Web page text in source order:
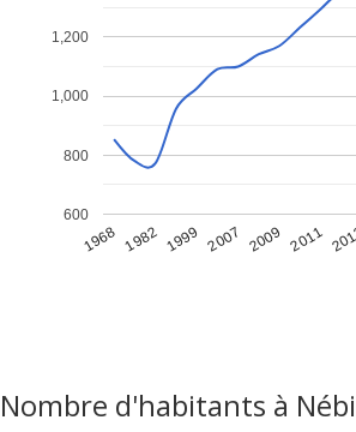
1968 1982 1999 2007 2009 2011
600
800
1,000
1,200
Nombre d'habitants à